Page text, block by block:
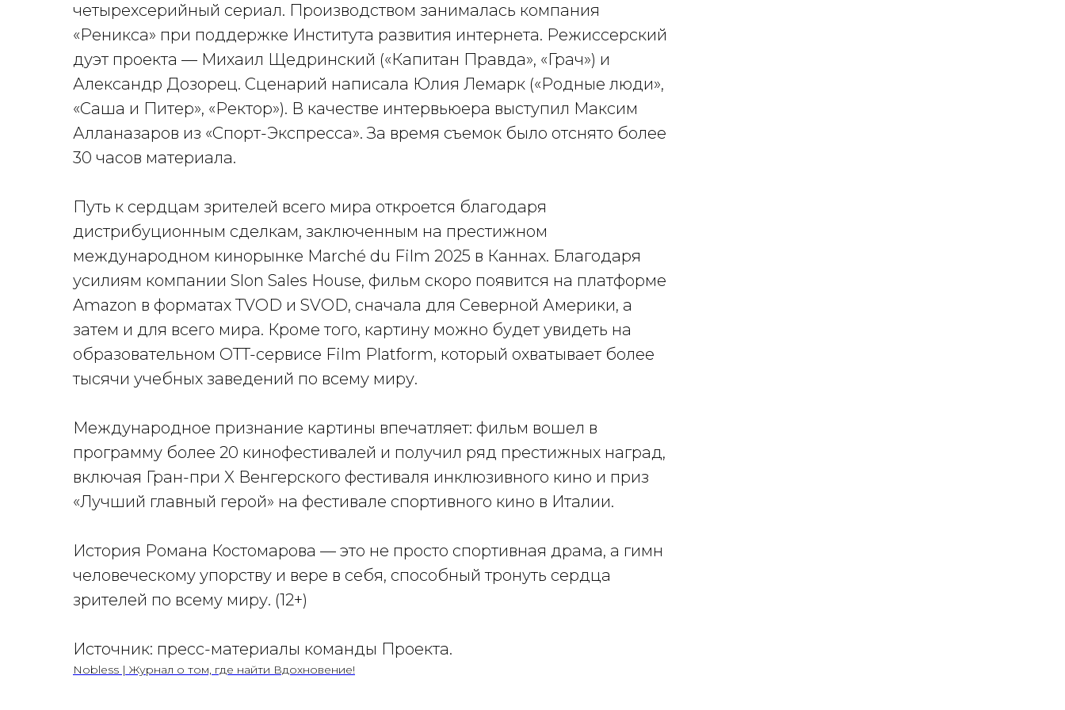
четырехсерийный сериал. Производством занималась компания
«Реникса» при поддержке Института развития интернета. Режиссерский
дуэт проекта — Михаил Щедринский («Капитан Правда», «Грач») и
Александр Дозорец. Сценарий написала Юлия Лемарк («Родные люди»,
«Саша и Питер», «Ректор»). В качестве интервьюера выступил Максим
Алланазаров из «Спорт-Экспресса». За время съемок было отснято более
30 часов материала.
Путь к сердцам зрителей всего мира откроется благодаря
дистрибуционным сделкам, заключенным на престижном
международном кинорынке Marché du Film 2025 в Каннах. Благодаря
усилиям компании Slon Sales House, фильм скоро появится на платформе
Amazon в форматах TVOD и SVOD, сначала для Северной Америки, а
затем и для всего мира. Кроме того, картину можно будет увидеть на
образовательном OTT-сервисе Film Platform, который охватывает более
тысячи учебных заведений по всему миру.
Международное признание картины впечатляет: фильм вошел в
программу более 20 кинофестивалей и получил ряд престижных наград,
включая Гран-при X Венгерского фестиваля инклюзивного кино и приз
«Лучший главный герой» на фестивале спортивного кино в Италии.
История Романа Костомарова — это не просто спортивная драма, а гимн
человеческому упорству и вере в себя, способный тронуть сердца
зрителей по всему миру. (12+)
Источник: пресс-материалы команды Проекта.
Nobless | Журнал о том, где найти Вдохновение!